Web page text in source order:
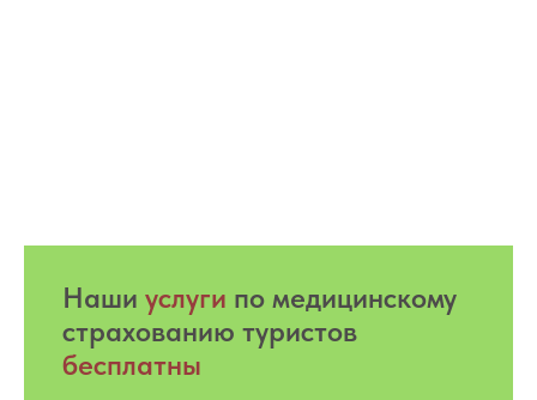
Hаши услуги по медицинскому
страхованию туристов
бесплатны